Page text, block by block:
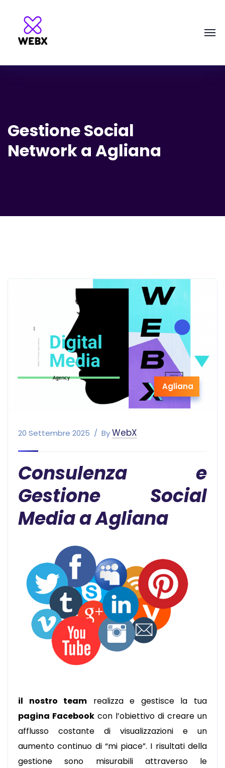
Gestione Social
Network a Agliana
Agliana
20 Settembre 2025 ByWebX
Consulenza e
Gestione Social
Media a Agliana
il nostro team realizza e gestisce la tua
pagina Facebook con l’obiettivo di creare un
afflusso costante di visualizzazioni e un
aumento continuo di “mi piace”. I risultati della
gestione sono misurabili attraverso le